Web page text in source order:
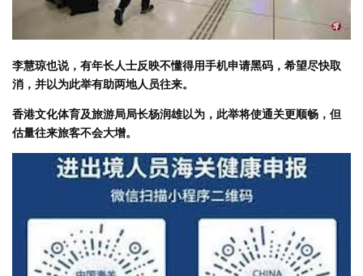
李慧琼也说，有年长人士反映不懂得用手机申请黑码，希望尽快取
消，并以为此举有助两地人员往来。
香港文化体育及旅游局局长杨润雄以为，此举将使通关更顺畅，但
估量往来旅客不会大增。